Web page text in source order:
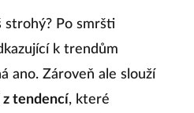
Po smršti
k trendům
ano. Zároveň ale slouží
tendencí, které